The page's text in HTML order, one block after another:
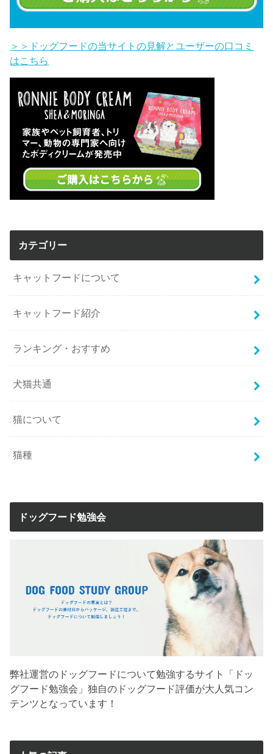
＞＞ドッグフードの当サイトの見解とユーザーの口コミ
はこちら
カテゴリー
キャットフードについて
キャットフード紹介
ランキング・おすすめ
犬猫共通
猫について
猫種
ドッグフード勉強会
弊社運営のドッグフードについて勉強するサイト「ドッ
グフード勉強会」独自のドッグフード評価が大人気コン
テンツとなっています！